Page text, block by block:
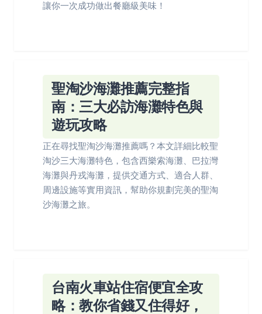
讓你一次成功做出餐廳級美味！
聖淘沙海灘推薦完整指
南：三大必訪海灘特色與
遊玩攻略
正在尋找聖淘沙海灘推薦嗎？本文詳細比較聖
淘沙三大海灘特色，包含西樂索海灘、巴拉灣
海灘與丹戎海灘，提供交通方式、適合人群、
周邊設施等實用資訊，幫助你規劃完美的聖淘
沙海灘之旅。
台南火車站住宿便宜全攻
略：教你省錢又住得好，